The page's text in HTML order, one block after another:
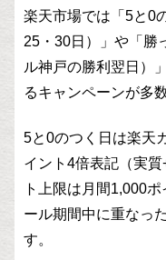
楽天市場では「5と0
25・30日）」や「勝
ル神戸の勝利翌日）
るキャンペーンが多
5と0のつく日は楽天
イント4倍表記（実
ト上限は月間1,000
ール期間中に重なっ
す。